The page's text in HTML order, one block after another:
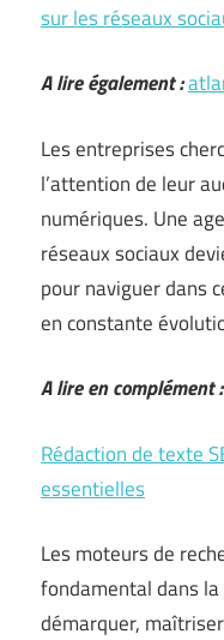
sur les réseaux
A lire également :
Les entreprises
l’attention de leur
numériques. Une
réseaux sociaux
pour naviguer dans
en constante
A lire en complément :
Rédaction de texte
essentielles
Les moteurs de
fondamental dans
démarquer,